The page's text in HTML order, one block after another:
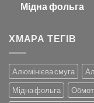
Мідна фольга
ХМАРА ТЕГІВ
Алюмінієва смуга
Мідна фольга